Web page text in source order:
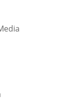
FensterFenster